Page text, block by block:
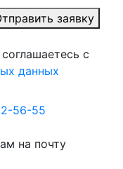
заявку
с
данных
56-55
на почту